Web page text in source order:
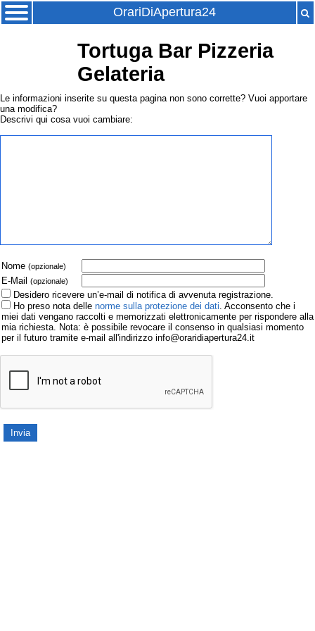
OrariDiApertura24
Tortuga Bar Pizzeria
Gelateria
Le informazioni inserite su questa pagina non sono corrette? Vuoi apportare
una modifica?
Descrivi qui cosa vuoi cambiare:
Nome (opzionale)
E-Mail (opzionale)
Desidero ricevere un’e-mail di notifica di avvenuta registrazione.
Ho preso nota delle norme sulla protezione dei dati. Acconsento che i
miei dati vengano raccolti e memorizzati elettronicamente per rispondere alla
mia richiesta. Nota: è possibile revocare il consenso in qualsiasi momento
per il futuro tramite e-mail all'indirizzo info@oraridiapertura24.it